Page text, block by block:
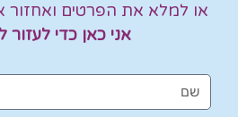
או למלא את הפרטים ואחזור
אני כאן כדי לעזור